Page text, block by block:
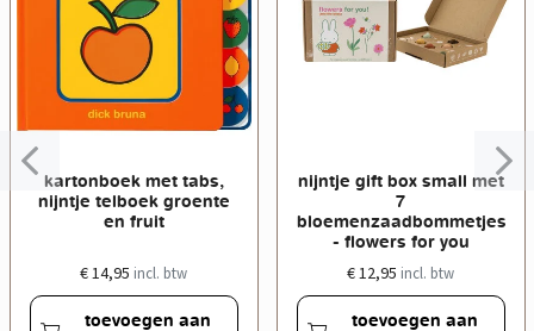
kartonboek met tabs,
nijntje telboek groente
en fruit
€ 14,95 incl. btw
toevoegen aan
nijntje gift box small met
7
bloemenzaadbommetjes
- flowers for you
€ 12,95 incl. btw
toevoegen aan